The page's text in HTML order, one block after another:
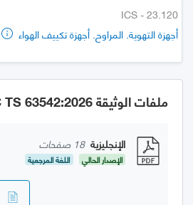
ICS - 23.120
أجهزة التهوية. المراوح. أجهزة تكييف الهواء
ملفات الوثيقة GSO IEC TS 63542:2026
الإنجليزية 18 صفحات
الإصدار الحالي اللغة المرجعية